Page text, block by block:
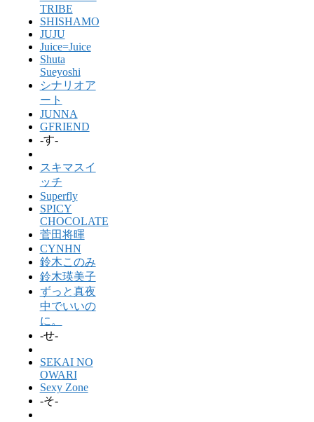
TRIBE
SHISHAMO
JUJU
Juice=Juice
Shuta
Sueyoshi
シナリオア
ート
JUNNA
GFRIEND
-す-
スキマスイ
ッチ
Superfly
SPICY
CHOCOLATE
菅田将暉
CYNHN
鈴木このみ
鈴木瑛美子
ずっと真夜
中でいいの
に。
-せ-
SEKAI NO
OWARI
Sexy Zone
-そ-